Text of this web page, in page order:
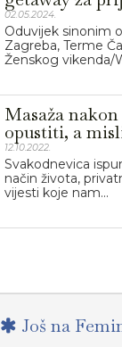
02.05.2024.
Oduvijek sinonim
Zagreba, Terme
Ženskog vikenda/
Masaža
opustiti, a
12.10.2022.
Svakodnevica
način života,
vijesti koje nam...
Još na